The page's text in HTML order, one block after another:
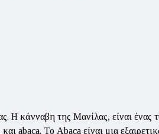
Η κάνναβη της Μανίλας, είναι
Το Abaca είναι μια